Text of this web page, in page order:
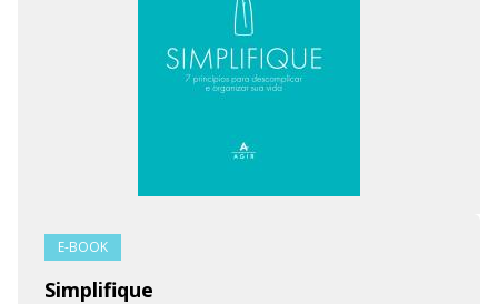
E-BOOK
Simplifique